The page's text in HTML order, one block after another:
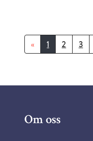
« 1 2 3
Om oss